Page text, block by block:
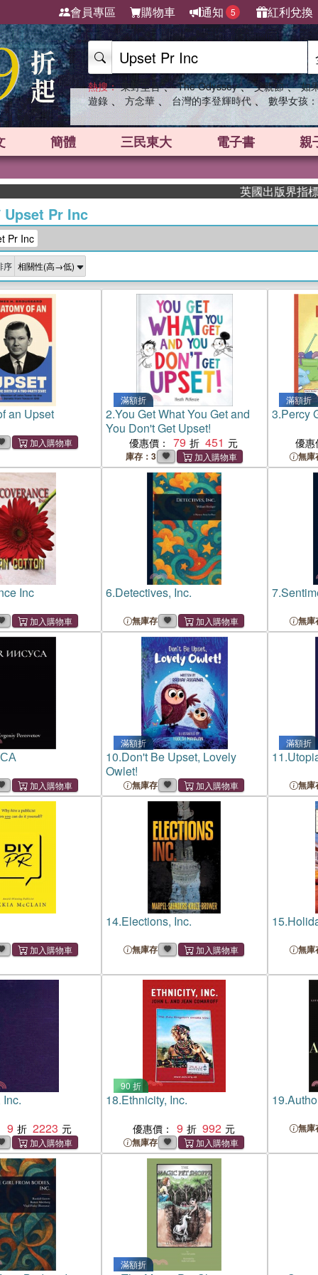
會員專區 購物車 通知 5 紅利兌換
熱搜： 東野圭吾 、 The Odyssey 、 父親節 、 如
遊錄 、 方念華 、 台灣的李登輝時代 、 數學女孩
簡體 三民東大 電子書 親
英國出版界指標大獎肯
Upset Pr Inc
Pr Inc
序
an Upset
滿額折
2.You Get What You Get and
You Don't Get Upset!
優惠價： 79 451
庫存：3
滿額折
3.Percy
優惠
無庫
Inc 6.Detectives, Inc.
無庫存
7.
無庫
滿額折
10.Don't Be Upset, Lovely
Owlet!
無庫存
滿額折
11.
無庫
14.Elections, Inc.
無庫存
15.
無庫
9 2223
90 折
18.Ethnicity, Inc.
優惠價： 9 992
無庫存
19.
無庫
滿額折